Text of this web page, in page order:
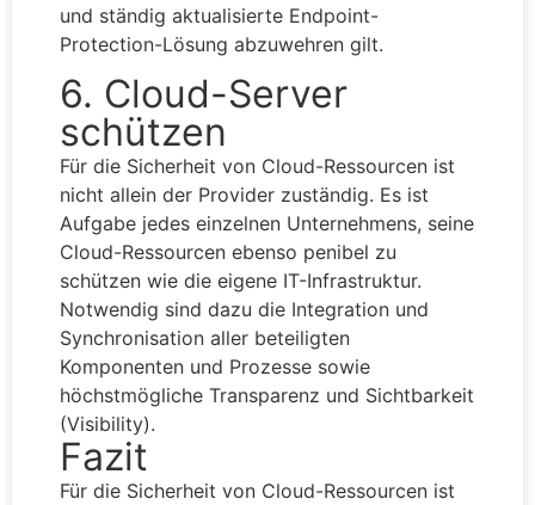
und ständig aktualisierte Endpoint-
Protection-Lösung abzuwehren gilt.
6. Cloud-Server
schützen
Für die Sicherheit von Cloud-Ressourcen ist
nicht allein der Provider zuständig. Es ist
Aufgabe jedes einzelnen Unternehmens, seine
Cloud-Ressourcen ebenso penibel zu
schützen wie die eigene IT-Infrastruktur.
Notwendig sind dazu die Integration und
Synchronisation aller beteiligten
Komponenten und Prozesse sowie
höchstmögliche Transparenz und Sichtbarkeit
(Visibility).
Fazit
Für die Sicherheit von Cloud-Ressourcen ist